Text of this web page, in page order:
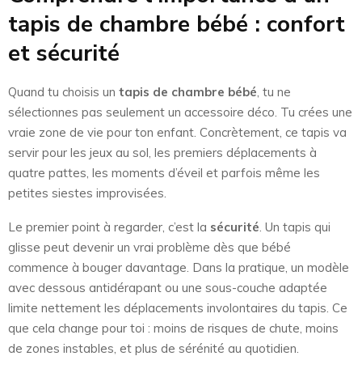
tapis de chambre bébé : confort
et sécurité
Quand tu choisis un tapis de chambre bébé , tu ne
sélectionnes pas seulement un accessoire déco. Tu crées une
vraie zone de vie pour ton enfant. Concrètement, ce tapis va
servir pour les jeux au sol, les premiers déplacements à
quatre pattes, les moments d’éveil et parfois même les
petites siestes improvisées.
Le premier point à regarder, c’est la sécurité . Un tapis qui
glisse peut devenir un vrai problème dès que bébé
commence à bouger davantage. Dans la pratique, un modèle
avec dessous antidérapant ou une sous-couche adaptée
limite nettement les déplacements involontaires du tapis. Ce
que cela change pour toi : moins de risques de chute, moins
de zones instables, et plus de sérénité au quotidien.